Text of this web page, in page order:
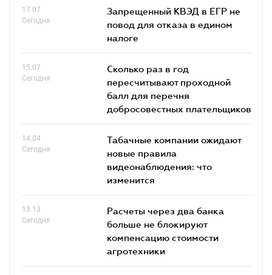
17.07
Сегодня
Запрещенный КВЭД в ЕГР не
повод для отказа в едином
налоге
15.07
Сегодня
Сколько раз в год
пересчитывают проходной
балл для перечня
добросовестных плательщиков
14.04
Сегодня
Табачные компании ожидают
новые правила
видеонаблюдения: что
изменится
13.13
Сегодня
Расчеты через два банка
больше не блокируют
компенсацию стоимости
агротехники